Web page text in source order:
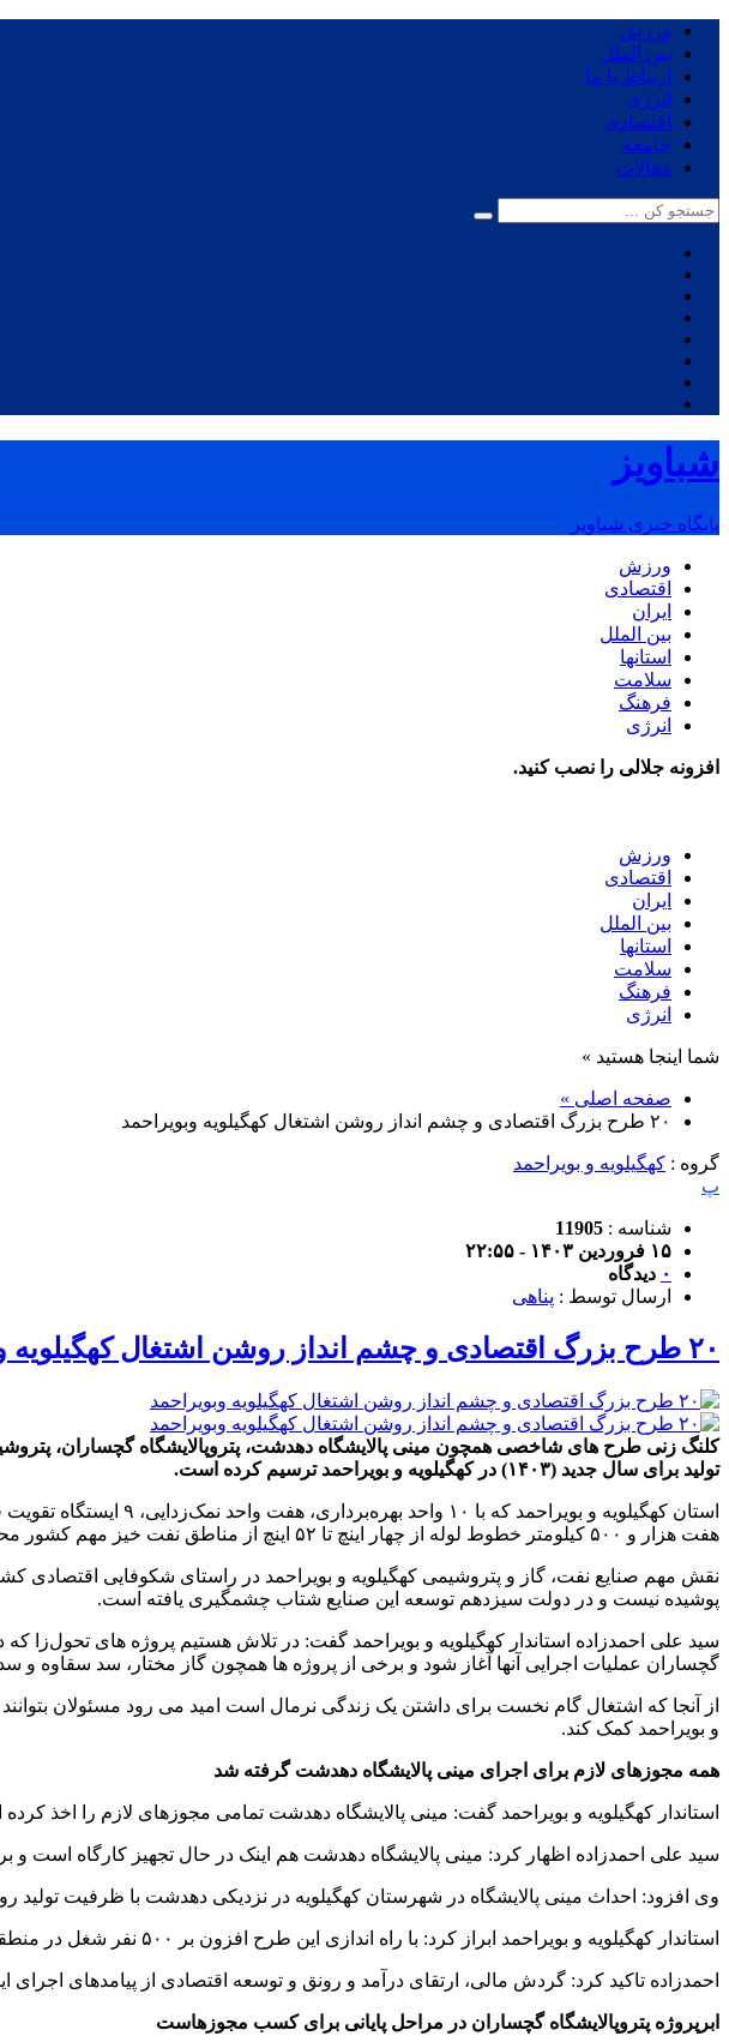
ورزش
بین الملل
ارتباط با ما
انرژی
اقتصادی
جامعه
مقالات
شباویز
پایگاه خبری شباویز
ورزش
اقتصادی
ایران
بین الملل
استانها
سلامت
فرهنگ
انرژی
افزونه جلالی را نصب کنید.
ورزش
اقتصادی
ایران
بین الملل
استانها
سلامت
فرهنگ
انرژی
شما اینجا هستید »
صفحه اصلی »
۲۰ طرح بزرگ اقتصادی و چشم انداز روشن اشتغال کهگیلویه وبویراحمد
گروه : کهگیلویه و بویراحمد
پ
شناسه : 11905
۱۵ فروردین ۱۴۰۳ - ۲۲:۵۵
۰ دیدگاه
ارسال توسط : پناهی
۲۰ طرح بزرگ اقتصادی و چشم انداز روشن اشتغال کهگیلویه وبویراحمد
کلنگ زنی طرح های شاخصی همچون مینی پالایشگاه دهدشت، پتروپالایشگاه گچساران،
تولید برای سال جدید (۱۴۰۳) در کهگیلویه و بویراحمد ترسیم کرده است.
هفت هزار و ۵۰۰ کیلومتر خطوط لوله از چهار اینچ تا ۵۲ اینچ از مناطق نفت خیز مهم کشور محسوب می شود.
نقش مهم صنایع نفت، گاز و پتروشیمی کهگیلویه و بویراحمد در راستای شکوفایی اقتصادی
پوشیده نیست و در دولت سیزدهم توسعه این صنایع شتاب چشمگیری یافته است.
گچساران عملیات اجرایی آنها آغاز شود و برخی از پروژه ها همچون گاز مختار، سد سقاوه و سد تنگ سرخ، سد
از آنجا که اشتغال گام نخست برای داشتن یک زندگی نرمال است امید می رود مسئولان
و بویراحمد کمک کند.
همه مجوزهای لازم برای اجرای مینی پالایشگاه دهدشت گرفته شد
استاندار کهگیلویه و بویراحمد گفت: مینی پالایشگاه دهدشت تمامی مجوزهای لازم را اخذ
سید علی احمدزاده اظهار کرد: مینی پالایشگاه دهدشت هم اینک در حال تجهیز کارگاه است
وی افزود: احداث مینی پالایشگاه در شهرستان کهگیلویه در نزدیکی دهدشت با ظرفیت تولید روزانه ۱۰ هزار بشکه بنزین از طرح های مهم اقتصادی و
استاندار کهگیلویه و بویراحمد ابراز کرد: با راه اندازی این طرح افزون بر ۵۰۰ نفر شغل در منطقه محروم کهگیلویه ایجاد می شود.
احمدزاده تاکید کرد: گردش مالی، ارتقای درآمد و رونق و توسعه اقتصادی از پیامدهای
ابرپروژه پتروپالایشگاه گچساران در مراحل پایانی برای کسب مجوزهاست